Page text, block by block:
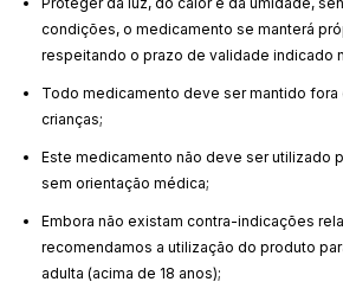
condições, o medicamento se manterá
respeitando o prazo de validade indicado
Todo medicamento deve ser mantido fora
crianças;
Este medicamento não deve ser utilizado
sem orientação médica;
Embora não existam contra-indicações
recomendamos a utilização do produto
adulta (acima de 18 anos);